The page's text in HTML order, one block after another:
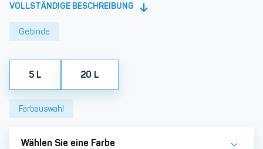
VOLLSTÄNDIGE BESCHREIBUNG
Gebinde
5 L 20 L
Farbauswahl
Wählen Sie eine Farbe